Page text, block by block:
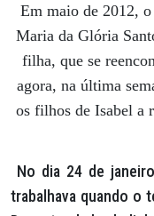
Em maio de 2012, o
Maria da Glória
filha, que se
agora, na última
os filhos de Isabel a
No dia 24 de
trabalhava quando o